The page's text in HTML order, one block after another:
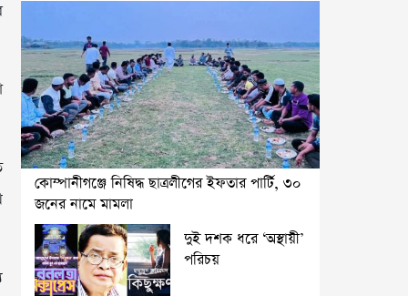
কোম্পানীগঞ্জে নিষিদ্ধ ছাত্রলীগের ইফতার পার্টি, ৩০
জনের নামে মামলা
দুই দশক ধরে ‘অস্থায়ী’
পরিচয়